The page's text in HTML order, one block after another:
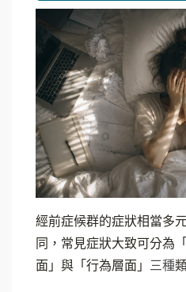
經前症候群的症狀相當多
同，常見症狀大致可分為
面」與「行為層面」
三種